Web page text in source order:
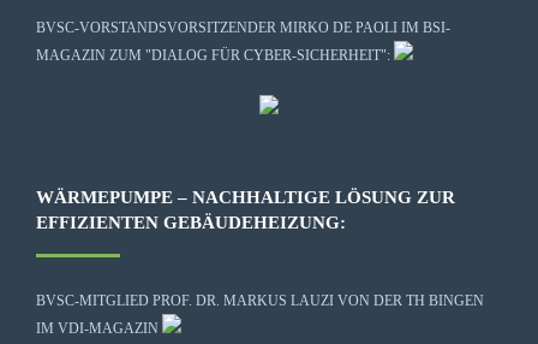
BVSC-VORSTANDSVORSITZENDER MIRKO DE PAOLI IM BSI-
MAGAZIN ZUM "DIALOG FÜR CYBER-SICHERHEIT":
WÄRMEPUMPE – NACHHALTIGE LÖSUNG ZUR
EFFIZIENTEN GEBÄUDEHEIZUNG:
BVSC-MITGLIED PROF. DR. MARKUS LAUZI VON DER TH BINGEN
IM VDI-MAGAZIN